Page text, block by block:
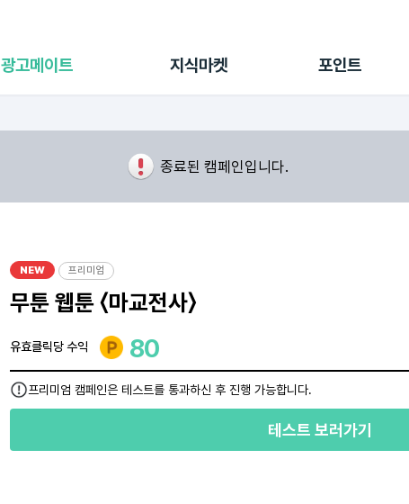
광고메이트 지식마켓 포인트
광고리포트
출석 룰렛
후원
종료된 캠페인입니다.
NEW 프리미엄
무툰 웹툰 〈마교전사〉
유효클릭당 수익 80
프리미엄 캠페인은 테스트를 통과하신 후 진행 가능합니다.
테스트 보러가기